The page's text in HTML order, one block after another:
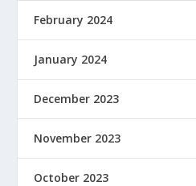
February 2024
January 2024
December 2023
November 2023
October 2023